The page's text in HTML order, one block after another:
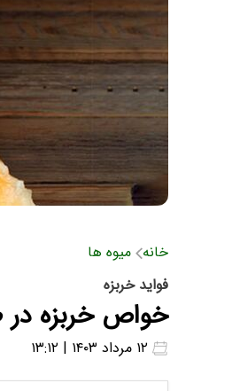
خانه میوه ها
فواید خربزه
خواص خربزه